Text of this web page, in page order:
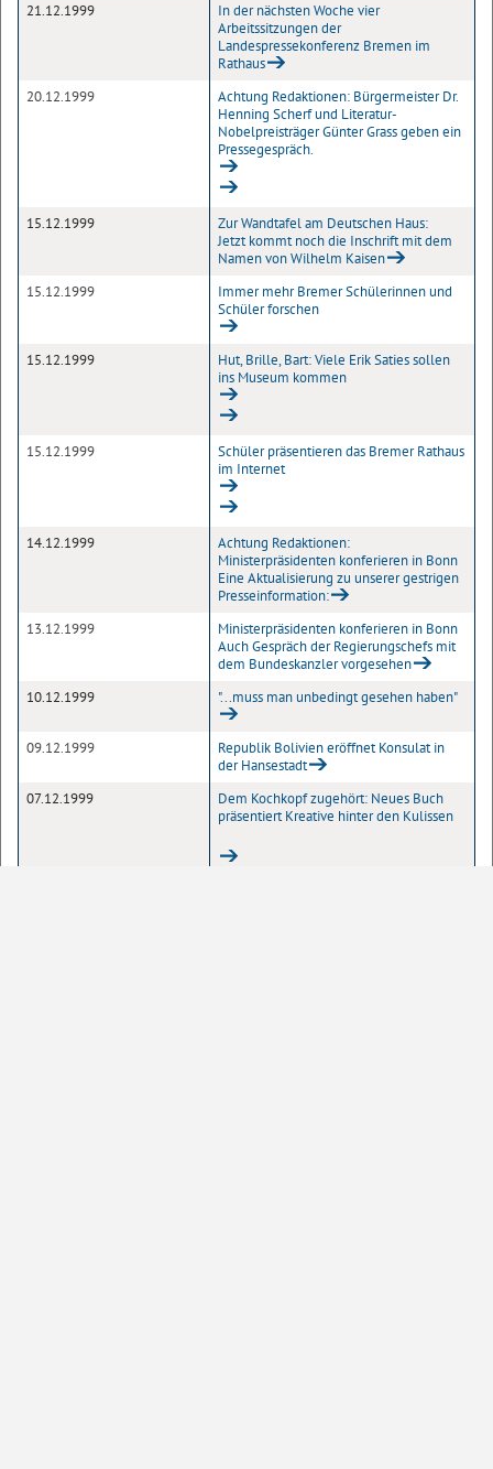
21.12.1999
In der nächsten Woche vier
Arbeitssitzungen der
Landespressekonferenz Bremen im
Rathaus
20.12.1999
Achtung Redaktionen: Bürgermeister Dr.
Henning Scherf und Literatur-
Nobelpreisträger Günter Grass geben ein
Pressegespräch.
15.12.1999
Zur Wandtafel am Deutschen Haus:
Jetzt kommt noch die Inschrift mit dem
Namen von Wilhelm Kaisen
15.12.1999
Immer mehr Bremer Schülerinnen und
Schüler forschen
15.12.1999
Hut, Brille, Bart: Viele Erik Saties sollen
ins Museum kommen
15.12.1999
Schüler präsentieren das Bremer Rathaus
im Internet
14.12.1999
Achtung Redaktionen:
Ministerpräsidenten konferieren in Bonn
Eine Aktualisierung zu unserer gestrigen
Presseinformation:
13.12.1999
Ministerpräsidenten konferieren in Bonn
Auch Gespräch der Regierungschefs mit
dem Bundeskanzler vorgesehen
10.12.1999
"...muss man unbedingt gesehen haben"
09.12.1999
Republik Bolivien eröffnet Konsulat in
der Hansestadt
07.12.1999
Dem Kochkopf zugehört: Neues Buch
präsentiert Kreative hinter den Kulissen